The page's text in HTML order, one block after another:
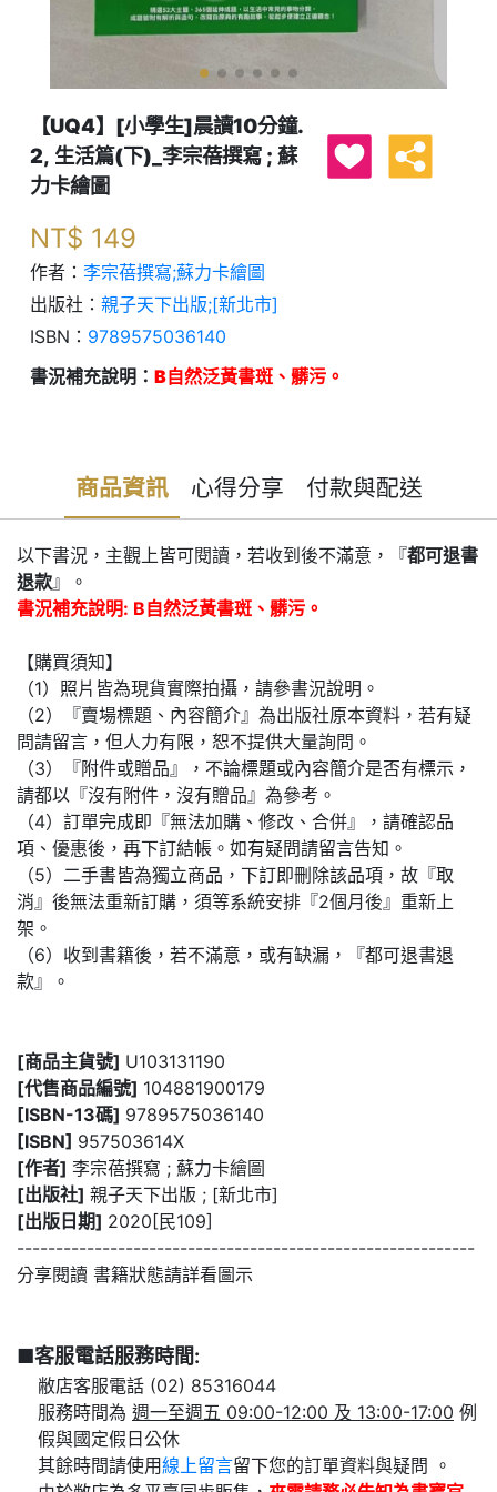
【UQ4】[小學生]晨讀10分鐘.
2, 生活篇(下)_李宗蓓撰寫 ; 蘇
力卡繪圖
NT$ 149
作者： 李宗蓓撰寫;蘇力卡繪圖
出版社： 親子天下出版;[新北市]
ISBN： 9789575036140
書況補充說明： B自然泛黃書斑、髒污。
商品資訊 心得分享 付款與配送
以下書況，主觀上皆可閱讀，若收到後不滿意，『都可退書
退款』。
書況補充說明: B自然泛黃書斑、髒污。
【購買須知】
（1）照片皆為現貨實際拍攝，請參書況說明。
（2）『賣場標題、內容簡介』為出版社原本資料，若有疑
問請留言，但人力有限，恕不提供大量詢問。
（3）『附件或贈品』，不論標題或內容簡介是否有標示，
請都以『沒有附件，沒有贈品』為參考。
（4）訂單完成即『無法加購、修改、合併』，請確認品
項、優惠後，再下訂結帳。如有疑問請留言告知。
（5）二手書皆為獨立商品，下訂即刪除該品項，故『取
消』後無法重新訂購，須等系統安排『2個月後』重新上
架。
（6）收到書籍後，若不滿意，或有缺漏，『都可退書退
款』。
[商品主貨號] U103131190
[代售商品編號] 104881900179
[ISBN-13碼] 9789575036140
[ISBN] 957503614X
[作者] 李宗蓓撰寫 ; 蘇力卡繪圖
[出版社] 親子天下出版 ; [新北市]
[出版日期] 2020[民109]
-----------------------------------------------------------
分享閱讀 書籍狀態請詳看圖示
■客服電話服務時間:
敝店客服電話 (02) 85316044
服務時間為 週一至週五 09:00-12:00 及 13:00-17:00 例
假與國定假日公休
其餘時間請使用線上留言
留下您的訂單資料與疑問 。